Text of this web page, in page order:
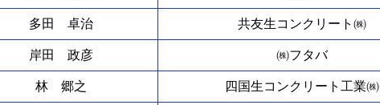
多田 卓治 共友生コンクリート㈱
岸田 政彦 ㈱フタバ
林 郷之 四国生コンクリート工業㈱